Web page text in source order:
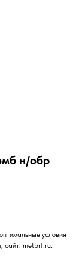
н/обр
условия
сайт: metprf.ru.